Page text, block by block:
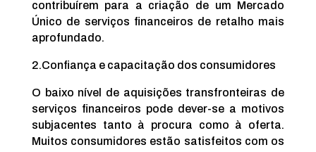
contribuírem para a criação de um Mercado
Único de serviços financeiros de retalho mais
aprofundado.
2.Confiança e capacitação dos consumidores
O baixo nível de aquisições transfronteiras de
serviços financeiros pode dever-se a motivos
subjacentes tanto à procura como à oferta.
Muitos consumidores estão satisfeitos com os